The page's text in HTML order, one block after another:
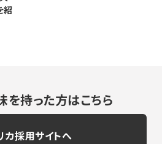
紹
を持った方はこちら
カ採用サイトへ